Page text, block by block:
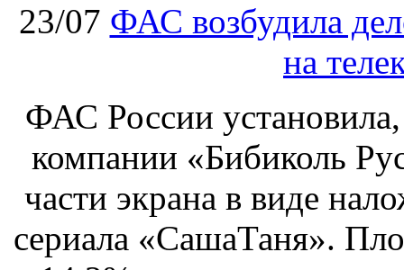
23/07 ФАС возбудила
на
ФАС России установила,
компании «Бибиколь
части экрана в виде
сериала «СашаТаня».